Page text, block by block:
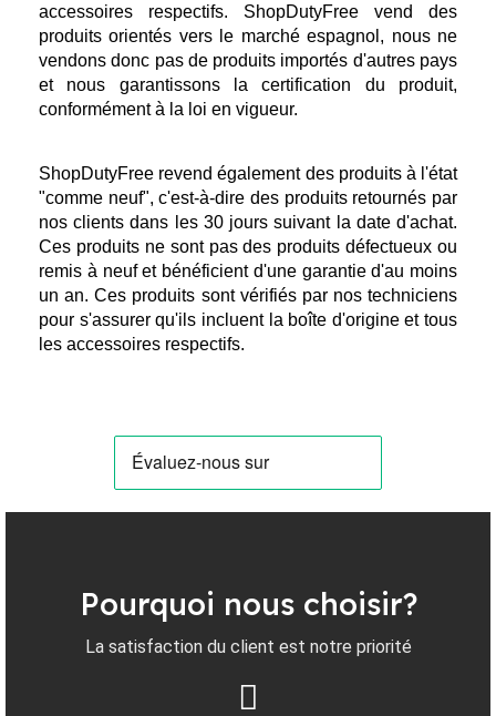
accessoires respectifs. ShopDutyFree vend des
produits orientés vers le marché espagnol, nous ne
vendons donc pas de produits importés d'autres pays
et nous garantissons la certification du produit,
conformément à la loi en vigueur.
ShopDutyFree revend également des produits à l'état
"comme neuf", c'est-à-dire des produits retournés par
nos clients dans les 30 jours suivant la date d'achat.
Ces produits ne sont pas des produits défectueux ou
remis à neuf et bénéficient d'une garantie d'au moins
un an. Ces produits sont vérifiés par nos techniciens
pour s'assurer qu'ils incluent la boîte d'origine et tous
les accessoires respectifs.
Pourquoi nous choisir?
La satisfaction du client est notre priorité